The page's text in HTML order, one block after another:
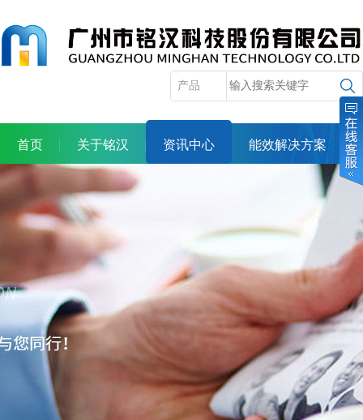
首页 关于铭汉 资讯中心 能效解决方案
服务体系 人力资源
投资者关系